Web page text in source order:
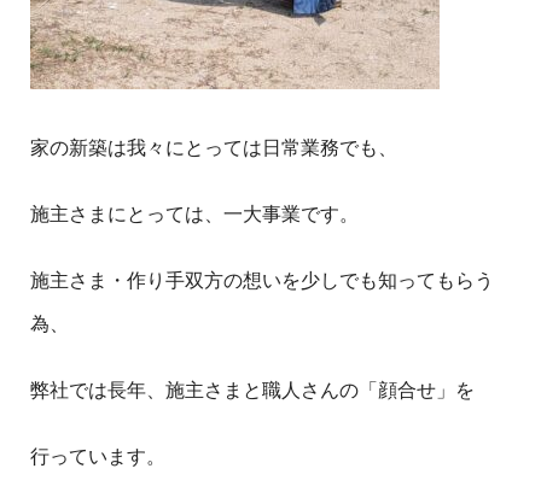
家の新築は我々にとっては日常業務でも、
施主さまにとっては、一大事業です。
施主さま・作り手双方の想いを少しでも知ってもらう
為、
弊社では長年、施主さまと職人さんの「顔合せ」を
行っています。